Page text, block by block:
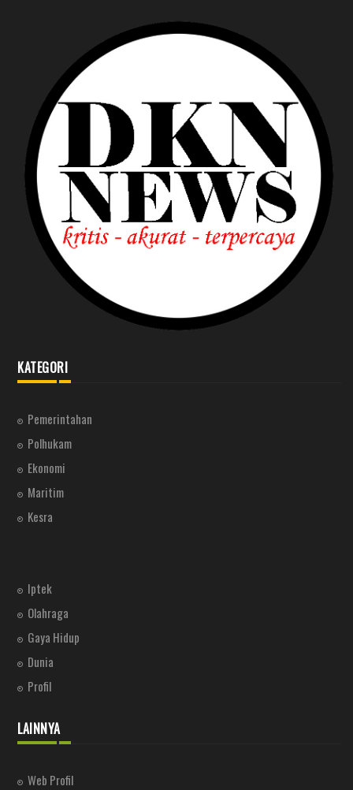
KATEGORI
Pemerintahan
Polhukam
Ekonomi
Maritim
Kesra
Iptek
Olahraga
Gaya Hidup
Dunia
Profil
LAINNYA
Web Profil